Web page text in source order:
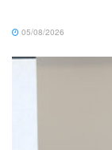
05/08/2026